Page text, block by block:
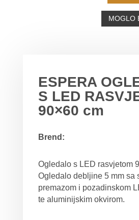
MOGLO
ESPERA
S LED
90×60 cm
Brend:
Ogledalo s LED rasvjetom
Ogledalo debljine 5 mm sa
premazom i pozadinskom
te aluminijskim okvirom.